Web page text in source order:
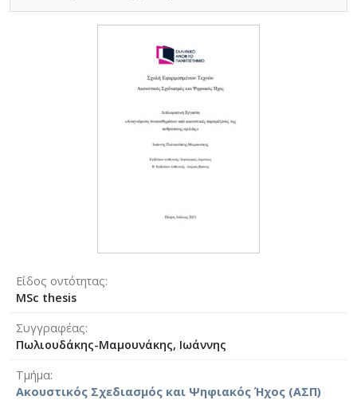
Είδος οντότητας
MSc thesis
Συγγραφέας
Πωλιουδάκης-Μαμουνάκης, Ιωάννης
Τμήμα
Ακουστικός Σχεδιασμός και Ψηφιακός Ήχος (ΑΣΠ)